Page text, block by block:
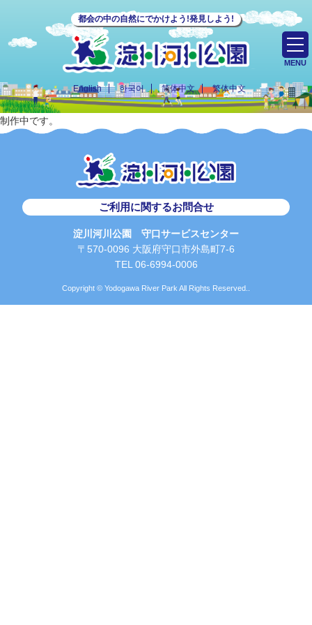
都会の中の自然にでかけよう!発見しよう!
English 한국어 简体中文 繁体中文
MENU
制作中です。
ご利用に関するお問合せ
淀川河川公園 守口サービスセンター
〒570-0096 大阪府守口市外島町7-6
TEL 06-6994-0006
Copyright © Yodogawa River Park All Rights Reserved..